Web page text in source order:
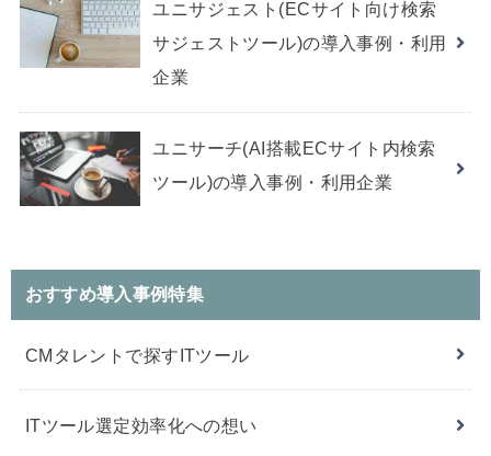
ユニサジェスト(ECサイト向け検索
サジェストツール)の導入事例・利用
企業
ユニサーチ(AI搭載ECサイト内検索
ツール)の導入事例・利用企業
おすすめ導入事例特集
CMタレントで探すITツール
ITツール選定効率化への想い